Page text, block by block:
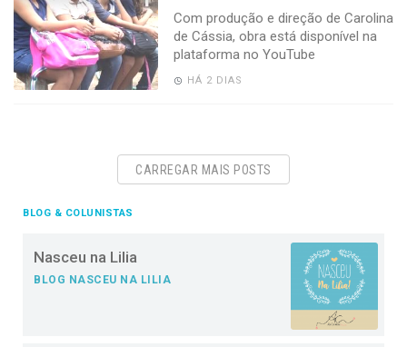
Com produção e direção de Carolina
de Cássia, obra está disponível na
plataforma no YouTube
HÁ 2 DIAS
CARREGAR MAIS POSTS
BLOG & COLUNISTAS
Nasceu na Lilia
BLOG NASCEU NA LILIA